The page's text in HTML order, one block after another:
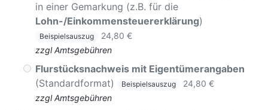
in einer Gemarkung (z.B. für die
Lohn-/Einkommensteuererklärung)
Beispielsauszug
24,80 €
zzgl Amtsgebühren
Flurstücksnachweis mit Eigentümerangaben
(Standardformat)
Beispielsauszug
24,80 €
zzgl Amtsgebühren